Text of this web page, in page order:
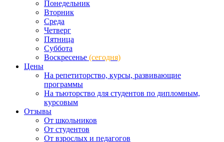
Понедельник
Вторник
Среда
Четверг
Пятница
Суббота
Воскресенье (сегодня)
Цены
На репетиторство, курсы, развивающие
программы
На тьюторство для студентов по дипломным,
курсовым
Отзывы
От школьников
От студентов
От взрослых и педагогов